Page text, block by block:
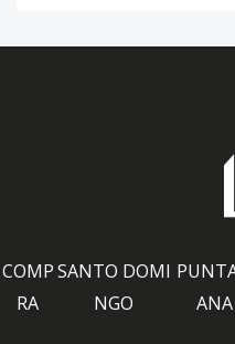
COMP
RA
SANTO DOMI
NGO
ANA